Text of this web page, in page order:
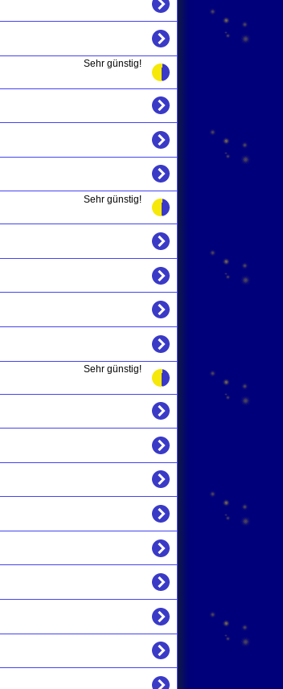
Sehr günstig!
Sehr günstig!
Sehr günstig!